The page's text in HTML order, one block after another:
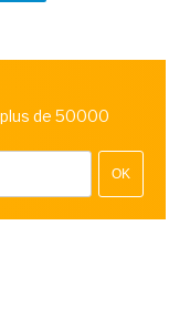
de 50000
OK